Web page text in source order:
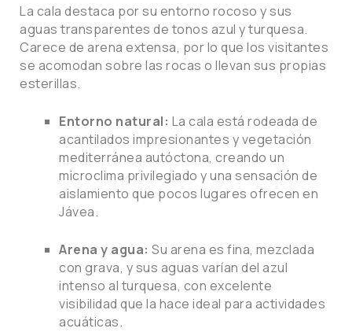
La cala destaca por su entorno rocoso y sus
aguas transparentes de tonos azul y turquesa.
Carece de arena extensa, por lo que los visitantes
se acomodan sobre las rocas o llevan sus propias
esterillas.
Entorno natural: La cala está rodeada de
acantilados impresionantes y vegetación
mediterránea autóctona, creando un
microclima privilegiado y una sensación de
aislamiento que pocos lugares ofrecen en
Jávea.
Arena y agua: Su arena es fina, mezclada
con grava, y sus aguas varían del azul
intenso al turquesa, con excelente
visibilidad que la hace ideal para actividades
acuáticas.